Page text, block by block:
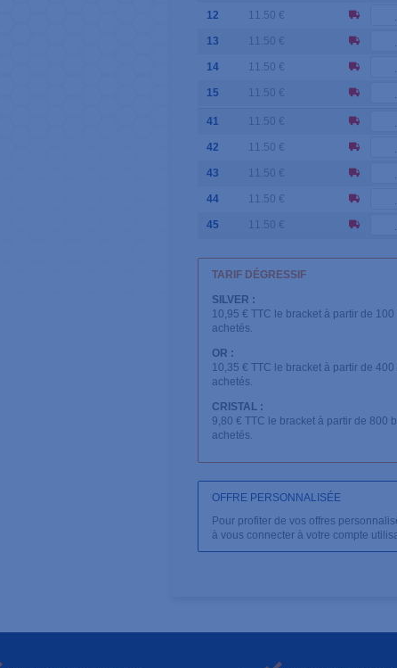
12 11.50 €
13 11.50 €
14 11.50 €
15 11.50 €
41 11.50 €
42 11.50 €
43 11.50 €
44 11.50 €
45 11.50 €
TARIF DÉGRESSIF
SILVER :
10,95 € TTC le bracket à partir de 100
achetés.
OR :
10,35 € TTC le bracket à partir de 400
achetés.
CRISTAL :
9,80 € TTC le bracket à partir de 800
achetés.
OFFRE PERSONNALISÉE
Pour profiter de vos offres
à vous connecter à votre compte